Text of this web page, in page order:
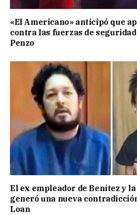
«El Americano» anticipó que
contra las fuerzas de
Penzo
El ex empleador de Benítez y
generó una nueva
Loan